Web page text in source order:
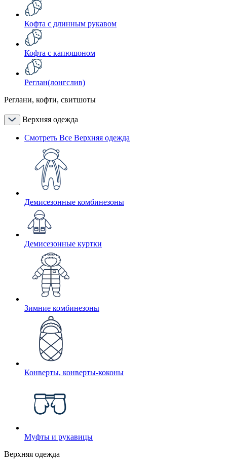
Кофта с длинным рукавом
Кофта с капюшоном
Реглан(лонгслив)
Реглани, кофти, свитшоты
Верхняя одежда
Смотреть Все Верхняя одежда
Демисезонные комбинезоны
Демисезонные куртки
Зимние комбинезоны
Конверты, конверты-коконы
Муфты и рукавицы
Верхняя одежда